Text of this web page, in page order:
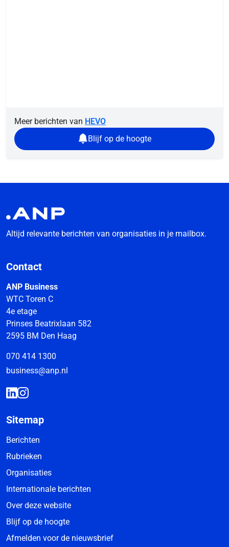
Meer berichten van HEVO
Blijf op de hoogte
Altijd relevante berichten van organisaties in je mailbox.
Contact
ANP Business
WTC Toren C
4e etage
Prinses Beatrixlaan 582
2595 BM Den Haag
070 414 1300
business@anp.nl
Sitemap
Berichten
Rubrieken
Organisaties
Internationale berichten
Over deze website
Blijf op de hoogte
Afmelden voor de nieuwsbrief